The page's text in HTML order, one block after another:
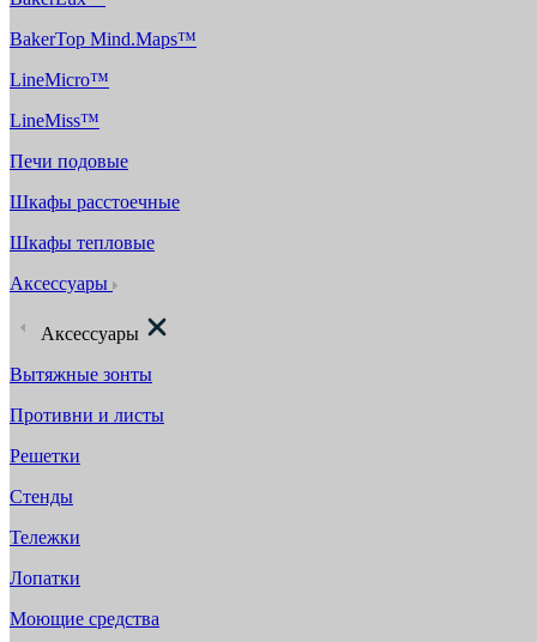
BakerTop Mind.Maps™
LineMicro™
LineMiss™
Печи подовые
Шкафы расстоечные
Шкафы тепловые
Аксессуары
Аксессуары
Вытяжные зонты
Противни и листы
Решетки
Стенды
Тележки
Лопатки
Моющие средства